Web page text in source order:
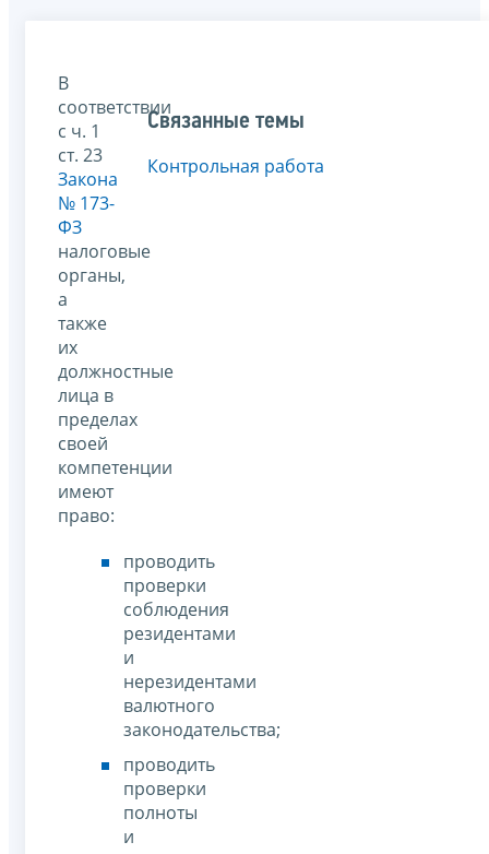
В
соответствии
с ч. 1
ст. 23
Закона
№ 173-
ФЗ
налоговые
органы,
а
также
их
должностные
лица в
пределах
своей
компетенции
имеют
право:
проводить
проверки
соблюдения
резидентами
и
нерезидентами
валютного
законодательства;
проводить
проверки
полноты
и
Связанные темы
Контрольная работа